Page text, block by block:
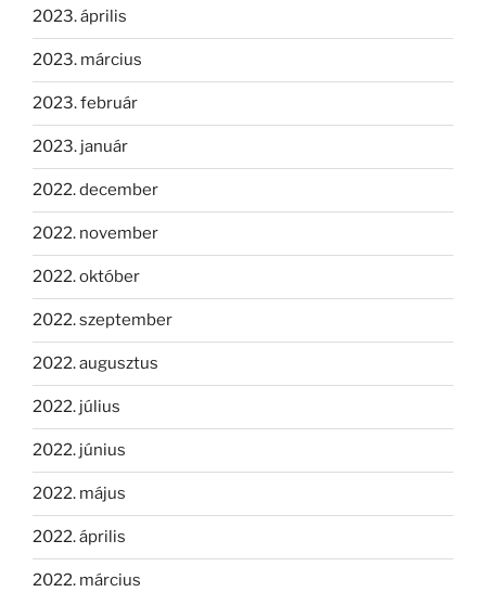
2023. április
2023. március
2023. február
2023. január
2022. december
2022. november
2022. október
2022. szeptember
2022. augusztus
2022. július
2022. június
2022. május
2022. április
2022. március